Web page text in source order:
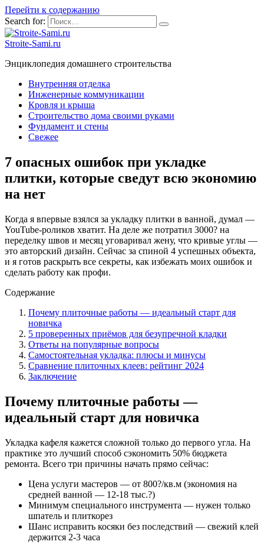
Перейти к содержанию
Search for:
Stroite-Sami.ru
Энциклопедия домашнего строительства
Внутренняя отделка
Инженерные коммуникации
Кровля и крыша
Строительство дома своими руками
Фундамент и стены
Свежее
7 опасных ошибок при укладке
плитки, которые сведут всю экономию
на нет
Когда я впервые взялся за укладку плитки в ванной, думал —
YouTube-роликов хватит. На деле же потратил 3000? на
переделку швов и месяц уговаривал жену, что кривые углы —
это авторский дизайн. Сейчас за спиной 4 успешных объекта,
и я готов раскрыть все секреты, как избежать моих ошибок и
сделать работу как профи.
Содержание
Почему плиточные работы — идеальный старт для
новичка
5 проверенных приёмов для безупречной кладки
Ответы на популярные вопросы
Самостоятельная укладка: плюсы и минусы
Сравнение плиточных клеев: рейтинг 2024
Заключение
Почему плиточные работы —
идеальный старт для новичка
Укладка кафеля кажется сложной только до первого угла. На
практике это лучший способ сэкономить 50% бюджета
ремонта. Всего три причины начать прямо сейчас:
Цена услуги мастеров — от 800?/кв.м (экономия на
средней ванной — 12-18 тыс.?)
Минимум специального инструмента — нужен только
шпатель и плиткорез
Шанс исправить косяки без последствий — свежий клей
держится 2-3 часа